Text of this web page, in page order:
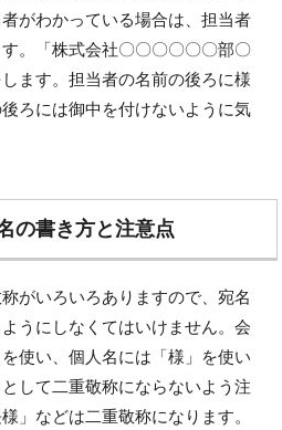
がわかっている場合は、担当者
。「株式会社〇〇〇〇〇〇部〇
ます。担当者の名前の後ろに様
ろには御中を付けないように気
の書き方と注意点
がいろいろありますので、宛名
うにしなくてはいけません。会
使い、個人名には「様」を使い
して二重敬称にならないよう注
」などは二重敬称になります。